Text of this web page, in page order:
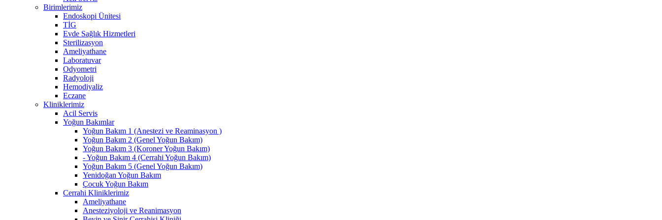
Birimlerimiz
Endoskopi Ünitesi
TİG
Evde Sağlık Hizmetleri
Sterilizasyon
Ameliyathane
Laboratuvar
Odyometri
Radyoloji
Hemodiyaliz
Eczane
Kliniklerimiz
Acil Servis
Yoğun Bakımlar
Yoğun Bakım 1 (Anestezi ve Reaminasyon )
Yoğun Bakım 2 (Genel Yoğun Bakım)
Yoğun Bakım 3 (Koroner Yoğun Bakım)
- Yoğun Bakım 4 (Cerrahi Yoğun Bakım)
Yoğun Bakım 5 (Genel Yoğun Bakım)
Yenidoğan Yoğun Bakım
Çocuk Yoğun Bakım
Cerrahi Kliniklerimiz
Ameliyathane
Anesteziyoloji ve Reanimasyon